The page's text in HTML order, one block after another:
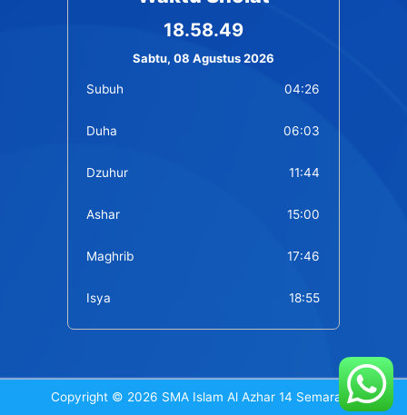
18.58.49
Sabtu, 08 Agustus 2026
Subuh 04:26
Duha 06:03
Dzuhur 11:44
Ashar 15:00
Maghrib 17:46
Isya 18:55
Copyright © 2026 SMA Islam Al Azhar 14 Semarang